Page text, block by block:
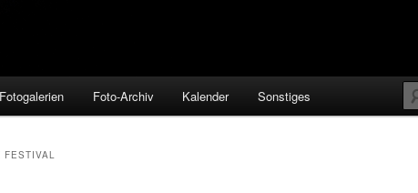
Fotogalerien Foto-Archiv Kalender Sonstiges
FESTIVAL